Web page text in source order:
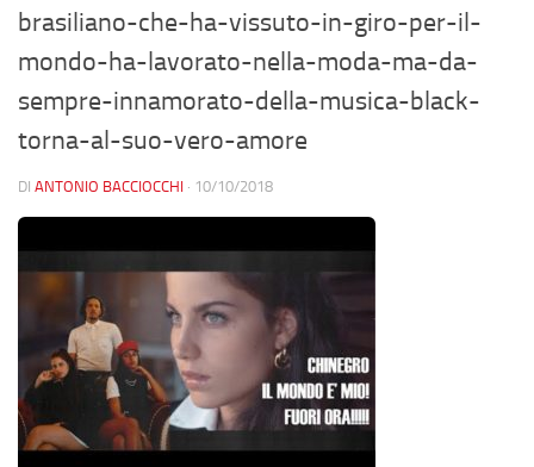
brasiliano-che-ha-vissuto-in-giro-per-il-
mondo-ha-lavorato-nella-moda-ma-da-
sempre-innamorato-della-musica-black-
torna-al-suo-vero-amore
DI ANTONIO BACCIOCCHI · 10/10/2018